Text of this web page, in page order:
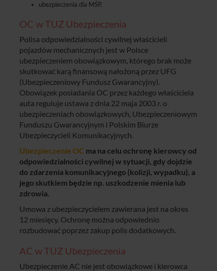
ubezpieczenia dla MŚP.
OC w TUZ Ubezpieczenia
Polisa odpowiedzialności cywilnej właścicieli
pojazdów mechanicznych jest w Polsce
ubezpieczeniem obowiązkowym, którego brak może
skutkować karą finansową nałożoną przez UFG
(Ubezpieczeniowy Fundusz Gwarancyjny).
Obowiązek posiadania OC przez każdego właściciela
auta reguluje ustawa z dnia 22 maja 2003 r. o
ubezpieczeniach obowiązkowych, Ubezpieczeniowym
Funduszu Gwarancyjnym i Polskim Biurze
Ubezpieczycieli Komunikacyjnych.
Ubezpieczenie OC ma na celu ochronę kierowcy od
odpowiedzialności cywilnej w sytuacji, gdy dojdzie
do zdarzenia komunikacyjnego (kolizji, wypadku), a
jego skutkiem będzie np. uszkodzenie mienia lub
zdrowia.
Umowa z ubezpieczycielem zawierana jest na okres
12 miesięcy. Ochronę można odpowiednio
rozbudować poprzez zakup polis dodatkowych.
AC w TUZ Ubezpieczenia
Ubezpieczenie AC nie jest obowiązkowe i kierowca